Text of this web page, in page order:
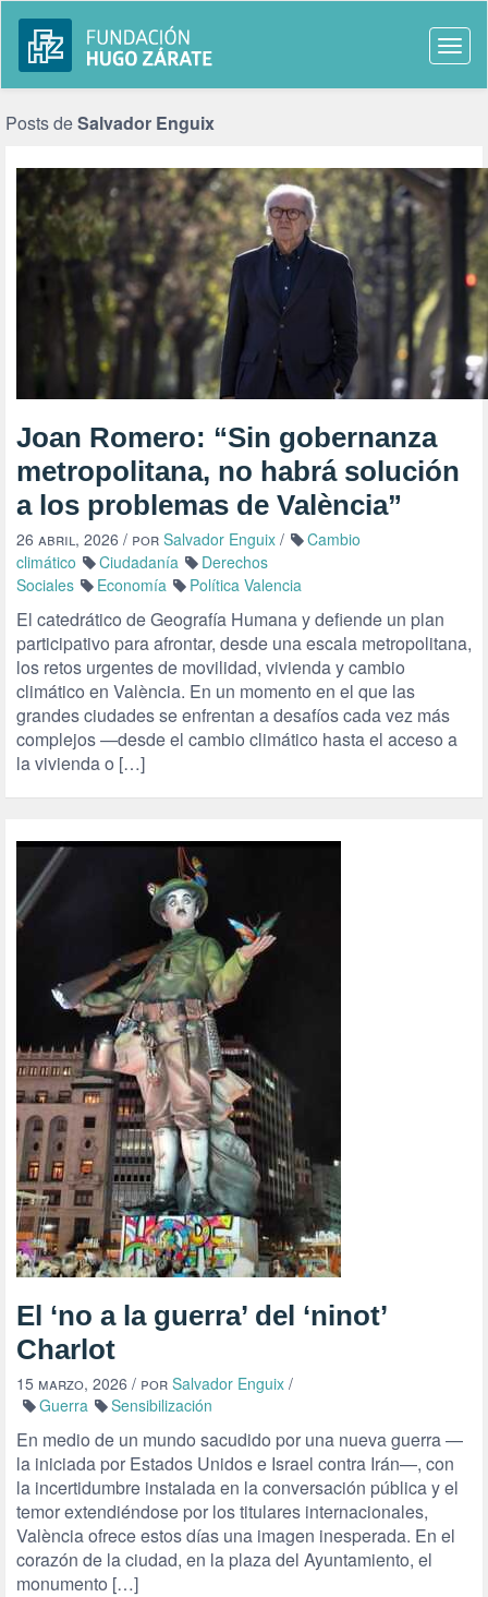
Posts deSalvador Enguix
Joan Romero: “Sin gobernanza
metropolitana, no habrá solución
a los problemas de València”
26 abril, 2026 / por Salvador Enguix /
Cambio
climático
Ciudadanía
Derechos
Sociales
Economía Política Valencia
El catedrático de Geografía Humana y defiende un plan
participativo para afrontar, desde una escala metropolitana,
los retos urgentes de movilidad, vivienda y cambio
climático en València. En un momento en el que las
grandes ciudades se enfrentan a desafíos cada vez más
complejos —desde el cambio climático hasta el acceso a
la vivienda o […]
El ‘no a la guerra’ del ‘ninot’
Charlot
15 marzo, 2026 / por Salvador Enguix /
Guerra
Sensibilización
En medio de un mundo sacudido por una nueva guerra —
la iniciada por Estados Unidos e Israel contra Irán—, con
la incertidumbre instalada en la conversación pública y el
temor extendiéndose por los titulares internacionales,
València ofrece estos días una imagen inesperada. En el
corazón de la ciudad, en la plaza del Ayuntamiento, el
monumento […]